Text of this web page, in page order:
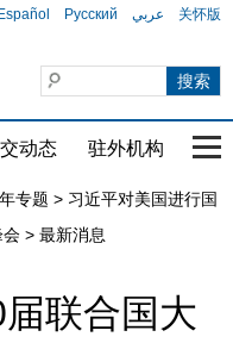
Español Русский عربي 关怀版
动态 驻外机构 国
专题 > 习近平对美国进行国
会 > 最新消息
联合国大